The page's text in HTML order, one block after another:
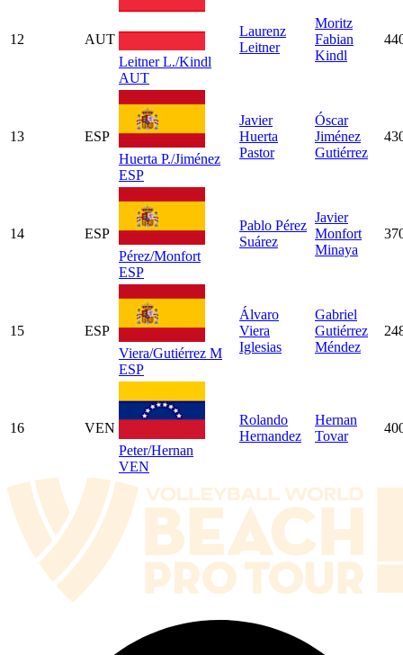
12
AUT
Leitner L./Kindl
AUT
Laurenz
Leitner
Moritz
Fabian
Kindl
13
ESP
Huerta P./Jiménez
ESP
Javier
Huerta
Pastor
Óscar
Jiménez
Gutiérrez
14
ESP
Pérez/Monfort
ESP
Pablo Pérez
Suárez
Javier
Monfort
Minaya
15
ESP
Viera/Gutiérrez M
ESP
Álvaro
Viera
Iglesias
Gabriel
Gutiérrez
Méndez
16
VEN
Peter/Hernan
VEN
Rolando
Hernandez
Hernan
Tovar